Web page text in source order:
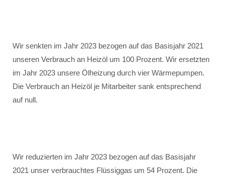
Wir senkten im Jahr 2023 bezogen auf das Basisjahr 2021
unseren Verbrauch an Heizöl um 100 Prozent. Wir ersetzten
im Jahr 2023 unsere Ölheizung durch vier Wärmepumpen.
Die Verbrauch an Heizöl je Mitarbeiter sank entsprechend
auf null.
Wir reduzierten im Jahr 2023 bezogen auf das Basisjahr
2021 unser verbrauchtes Flüssiggas um 54 Prozent. Die